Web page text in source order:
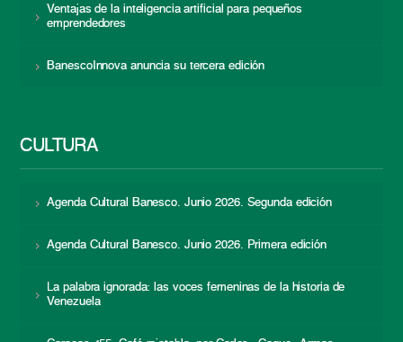
Ventajas de la inteligencia artificial para pequeños
emprendedores
BanescoInnova anuncia su tercera edición
CULTURA
Agenda Cultural Banesco. Junio 2026. Segunda edición
Agenda Cultural Banesco. Junio 2026. Primera edición
La palabra ignorada: las voces femeninas de la historia de
Venezuela